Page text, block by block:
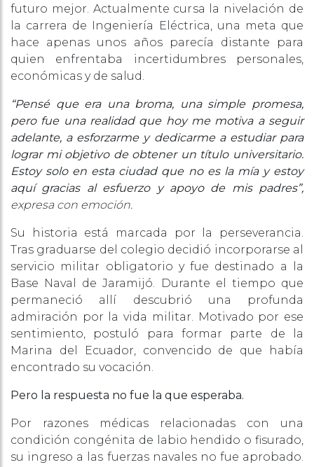
futuro mejor. Actualmente cursa la nivelación de
la carrera de Ingeniería Eléctrica, una meta que
hace apenas unos años parecía distante para
quien enfrentaba incertidumbres personales,
económicas y de salud.
“Pensé que era una broma, una simple promesa,
pero fue una realidad que hoy me motiva a seguir
adelante, a esforzarme y dedicarme a estudiar para
lograr mi objetivo de obtener un título universitario.
Estoy solo en esta ciudad que no es la mía y estoy
aquí gracias al esfuerzo y apoyo de mis padres”,
expresa con emoción.
Su historia está marcada por la perseverancia.
Tras graduarse del colegio decidió incorporarse al
servicio militar obligatorio y fue destinado a la
Base Naval de Jaramijó. Durante el tiempo que
permaneció allí descubrió una profunda
admiración por la vida militar. Motivado por ese
sentimiento, postuló para formar parte de la
Marina del Ecuador, convencido de que había
encontrado su vocación.
Pero la respuesta no fue la que esperaba.
Por razones médicas relacionadas con una
condición congénita de labio hendido o fisurado,
su ingreso a las fuerzas navales no fue aprobado.